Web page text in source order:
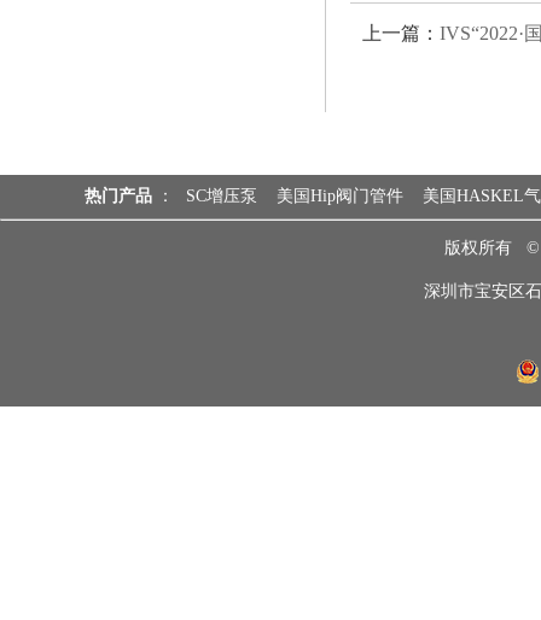
上一篇： IVS“2022·
热门产品 ： SC增压泵 美国Hip阀门管件 美国HASKEL
版权所有
深圳市宝安区